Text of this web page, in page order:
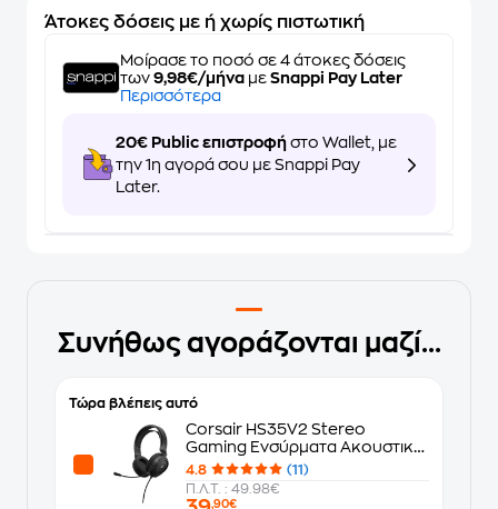
Άτοκες δόσεις με ή χωρίς πιστωτική
Μοίρασε το ποσό σε 4 άτοκες δόσεις
των 9,98€/μήνα με Snappi Pay Later
Περισσότερα
20€ Public επιστροφή στο Wallet, με
την 1η αγορά σου με Snappi Pay
Later.
Συνήθως αγοράζονται μαζί...
Τώρα βλέπεις αυτό
Corsair HS35V2 Stereo
Gaming Ενσύρματα Ακουστικά
3.5mm - Μαύρα
4.8
(11)
Π.Λ.Τ. : 49.98€
,90€